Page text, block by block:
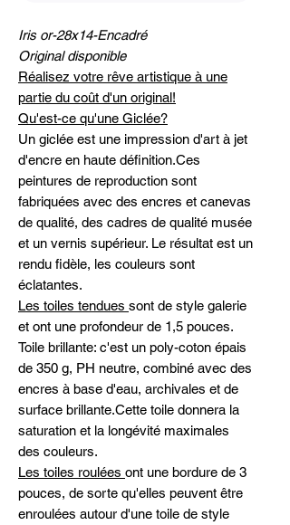
Iris or-28x14-Encadré
Original disponible
Réalisez votre rêve artistique à une
partie du coût d'un original!
Qu'est-ce qu'une Giclée?
Un giclée est une impression d'art à jet
d'encre en haute définition.Ces
peintures de reproduction sont
fabriquées avec des encres et canevas
de qualité, des cadres de qualité musée
et un vernis supérieur. Le résultat est un
rendu fidèle, les couleurs sont
éclatantes.
Les toiles tendues sont de style galerie
et ont une profondeur de 1,5 pouces.
Toile brillante: c'est un poly-coton épais
de 350 g, PH neutre, combiné avec des
encres à base d'eau, archivales et de
surface brillante.Cette toile donnera la
saturation et la longévité maximales
des couleurs.
Les toiles roulées ont une bordure de 3
pouces, de sorte qu'elles peuvent être
enroulées autour d'une toile de style